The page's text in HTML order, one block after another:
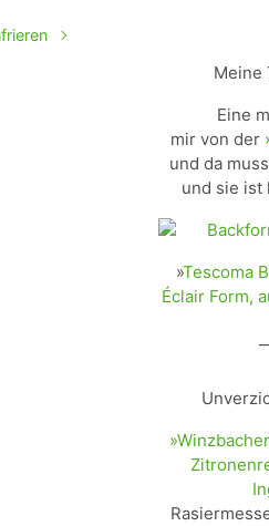
Meine
Eine
mir von der
und da
und sie ist
»Tescoma
Éclair Form,